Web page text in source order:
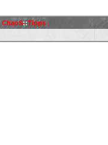
ChaoS::Tipps